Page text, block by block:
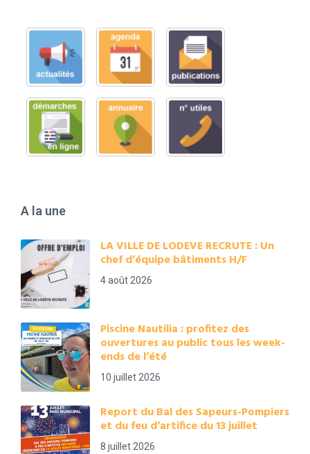
A la une
LA VILLE DE LODEVE RECRUTE : Un
chef d’équipe bâtiments H/F
4 août 2026
Piscine Nautilia : profitez des
ouvertures au public tous les week-
ends de l’été
10 juillet 2026
Report du Bal des Sapeurs-Pompiers
et du feu d’artifice du 13 juillet
8 juillet 2026